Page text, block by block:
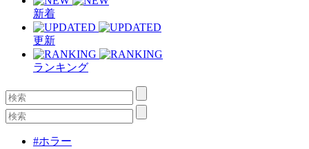
新着
更新
ランキング
#ホラー